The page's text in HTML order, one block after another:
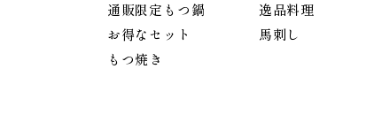
通販限定もつ鍋
逸品料理
お得なセット
馬刺し
もつ焼き